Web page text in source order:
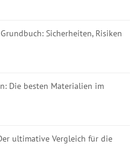
Sicherheiten, Risiken
Die besten Materialien im
ultimative Vergleich für die